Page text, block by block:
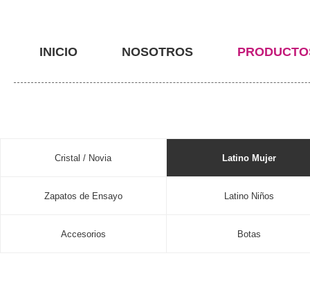
INICIO NOSOTROS
Cristal / Novia Latino Mujer
Zapatos de Ensayo Latino Niños
Accesorios Botas